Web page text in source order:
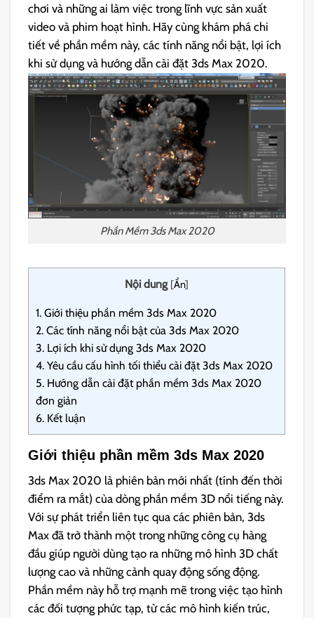
chơi và những ai làm việc trong lĩnh vực sản xuất
video và phim hoạt hình. Hãy cùng khám phá chi
tiết về phần mềm này, các tính năng nổi bật, lợi ích
khi sử dụng và hướng dẫn cài đặt 3ds Max 2020.
Phần Mềm 3ds Max 2020
Nội dung [Ẩn]
1. Giới thiệu phần mềm 3ds Max 2020
2. Các tính năng nổi bật của 3ds Max 2020
3. Lợi ích khi sử dụng 3ds Max 2020
4. Yêu cầu cấu hình tối thiểu cài đặt 3ds Max 2020
5. Hướng dẫn cài đặt phần mềm 3ds Max 2020
đơn giản
6. Kết luận
Giới thiệu phần mềm 3ds Max 2020
3ds Max 2020 là phiên bản mới nhất (tính đến thời
điểm ra mắt) của dòng phần mềm 3D nổi tiếng này.
Với sự phát triển liên tục qua các phiên bản, 3ds
Max đã trở thành một trong những công cụ hàng
đầu giúp người dùng tạo ra những mô hình 3D chất
lượng cao và những cảnh quay động sống động.
Phần mềm này hỗ trợ mạnh mẽ trong việc tạo hình
các đối tượng phức tạp, từ các mô hình kiến trúc,